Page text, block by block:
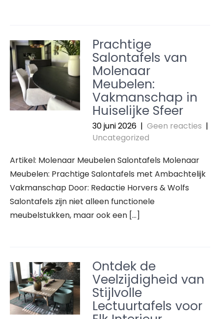
Prachtige
Salontafels van
Molenaar
Meubelen:
Vakmanschap in
Huiselijke Sfeer
30 juni 2026 | Geen reacties |
Uncategorized
Artikel: Molenaar Meubelen Salontafels Molenaar
Meubelen: Prachtige Salontafels met Ambachtelijk
Vakmanschap Door: Redactie Horvers & Wolfs
Salontafels zijn niet alleen functionele
meubelstukken, maar ook een […]
Ontdek de
Veelzijdigheid van
Stijlvolle
Lectuurtafels voor